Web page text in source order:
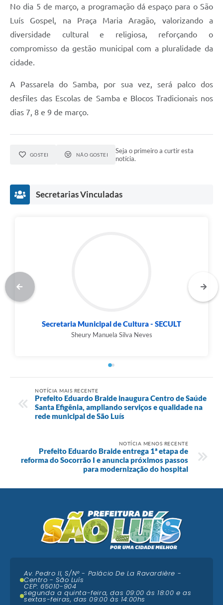
No dia 5 de março, a programação dá espaço para o São
Luís Gospel, na Praça Maria Aragão, valorizando a
diversidade cultural e religiosa, reforçando o
compromisso da gestão municipal com a pluralidade da
cidade.
A Passarela do Samba, por sua vez, será palco dos
desfiles das Escolas de Samba e Blocos Tradicionais nos
dias 7, 8 e 9 de março.
GOSTEI NÃO GOSTEI
Seja o primeiro a curtir esta
notícia.
Secretarias Vinculadas
Secretaria Municipal de Cultura - SECULT
Sheury Manuela Silva Neves
NOTÍCIA MAIS RECENTE
Prefeito Eduardo Braide inaugura Centro de Saúde
Santa Efigênia, ampliando serviços e qualidade na
rede municipal de São Luís
NOTÍCIA MENOS RECENTE
Prefeito Eduardo Braide entrega 1ª etapa de
reforma do Socorrão I e anuncia próximos passos
para modernização do hospital
Av. Pedro II, S/N° - Palácio De La Ravardière -
Centro - São Luís
CEP: 65010-904
segunda a quinta-feira, das 09:00 ás 18:00 e as
sextas-feiras, das 09:00 às 14:00hs